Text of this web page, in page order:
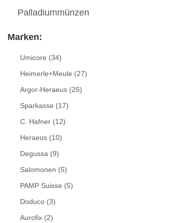
Palladiummünzen
Marken:
Umicore (34)
Heimerle+Meule (27)
Argor-Heraeus(25)
Sparkasse (17)
C. Hafner(12)
Heraeus(10)
Degussa (9)
Salomonen (5)
PAMP Suisse (5)
Doduco(3)
Aurofix(2)